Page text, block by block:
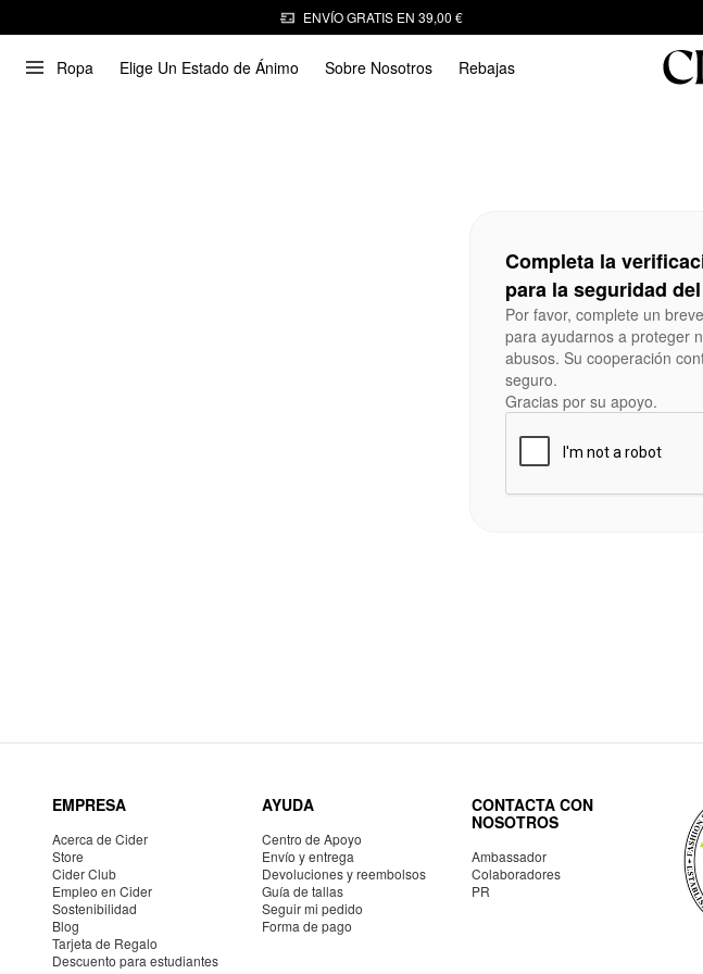
ENVÍO GRATIS EN 39,00 €
Ropa Elige Un Estado de Ánimo Sobre Nosotros Rebajas
Completa la
para la seguridad
Por favor, complete un
para ayudarnos a proteger
abusos. Su cooperación
seguro.
Gracias por su apoyo.
EMPRESA
Acerca de Cider
Store
Cider Club
Empleo en Cider
Sostenibilidad
Blog
Tarjeta de Regalo
Descuento para estudiantes
AYUDA
Centro de Apoyo
Envío y entrega
Devoluciones y reembolsos
Guía de tallas
Seguir mi pedido
Forma de pago
CONTACTA CON
NOSOTROS
Ambassador
Colaboradores
PR